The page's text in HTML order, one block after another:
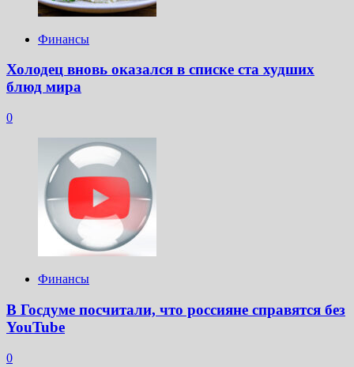
Финансы
Холодец вновь оказался в списке ста худших
блюд мира
0
Финансы
В Госдуме посчитали, что россияне справятся без
YouTube
0